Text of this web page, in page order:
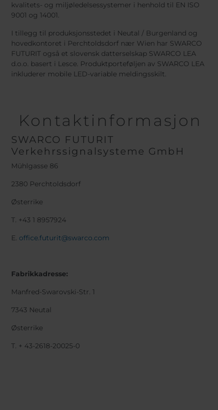
kvalitets- og miljøledelsessystemer i henhold til EN ISO
9001 og 14001.
I tillegg til produksjonsstedet i Neutal / Burgenland og
hovedkontoret i Perchtoldsdorf nær Wien har SWARCO
FUTURIT også et slovensk datterselskap SWARCO LEA
d.o.o. basert i Lesce. Produktporteføljen av SWARCO LEA
inkluderer mobile LED-variable meldingsskilt.
Kontaktinformasjon
SWARCO FUTURIT
Verkehrssignalsysteme GmbH
Mühlgasse 86
2380 Perchtoldsdorf
Østerrike
T. +43 1 8957924
E. office.futurit@swarco.com
Fabrikkadresse:
Manfred-Swarovski-Str. 1
7343 Neutal
Østerrike
T. + 43-2618-20025-0